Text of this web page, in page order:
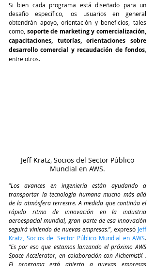
Si bien cada programa está diseñado para un
desafío específico, los usuarios en general
obtendrán apoyo, orientación y beneficios, tales
como, soporte de marketing y comercialización,
capacitaciones, tutorías, orientaciones sobre
desarrollo comercial y recaudación de fondos
entre otros.
Mundial en AWS.
“Los avances en ingeniería están ayudando a
transportar la tecnología humana mucho más allá
de la atmósfera terrestre. A medida que continúa el
rápido ritmo de innovación en la industria
aeroespacial mundial, gran parte de esa innovación
seguirá viniendo de nuevas empresas.”, expresó Jeff
Kratz, Socios del Sector Público Mundial en AWS.
“Es por eso que estamos lanzando el próximo AWS
Space Accelerator, en colaboración con AlchemistX .
El programa está abierto a nuevas empresas